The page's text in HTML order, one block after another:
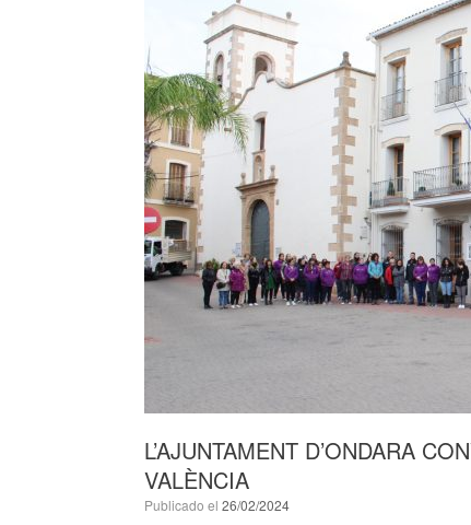
L’AJUNTAMENT D’ONDARA
VALÈNCIA
Publicado el 26/02/2024